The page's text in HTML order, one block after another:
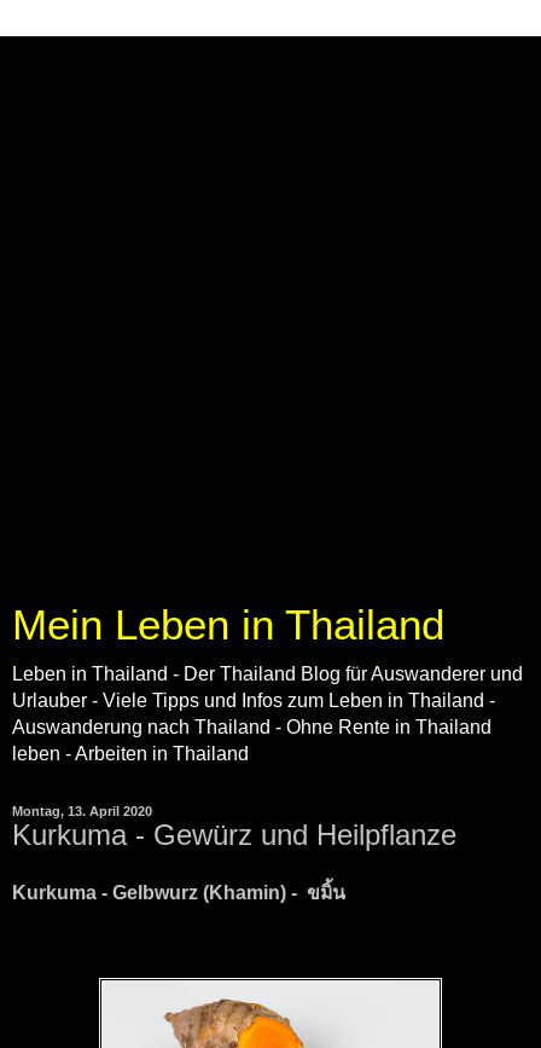
Mein Leben in Thailand
Leben in Thailand - Der Thailand Blog für Auswanderer und
Urlauber - Viele Tipps und Infos zum Leben in Thailand -
Auswanderung nach Thailand - Ohne Rente in Thailand
leben - Arbeiten in Thailand
Montag, 13. April 2020
Kurkuma - Gewürz und Heilpflanze
Kurkuma - Gelbwurz (Khamin) - ขมิ้น